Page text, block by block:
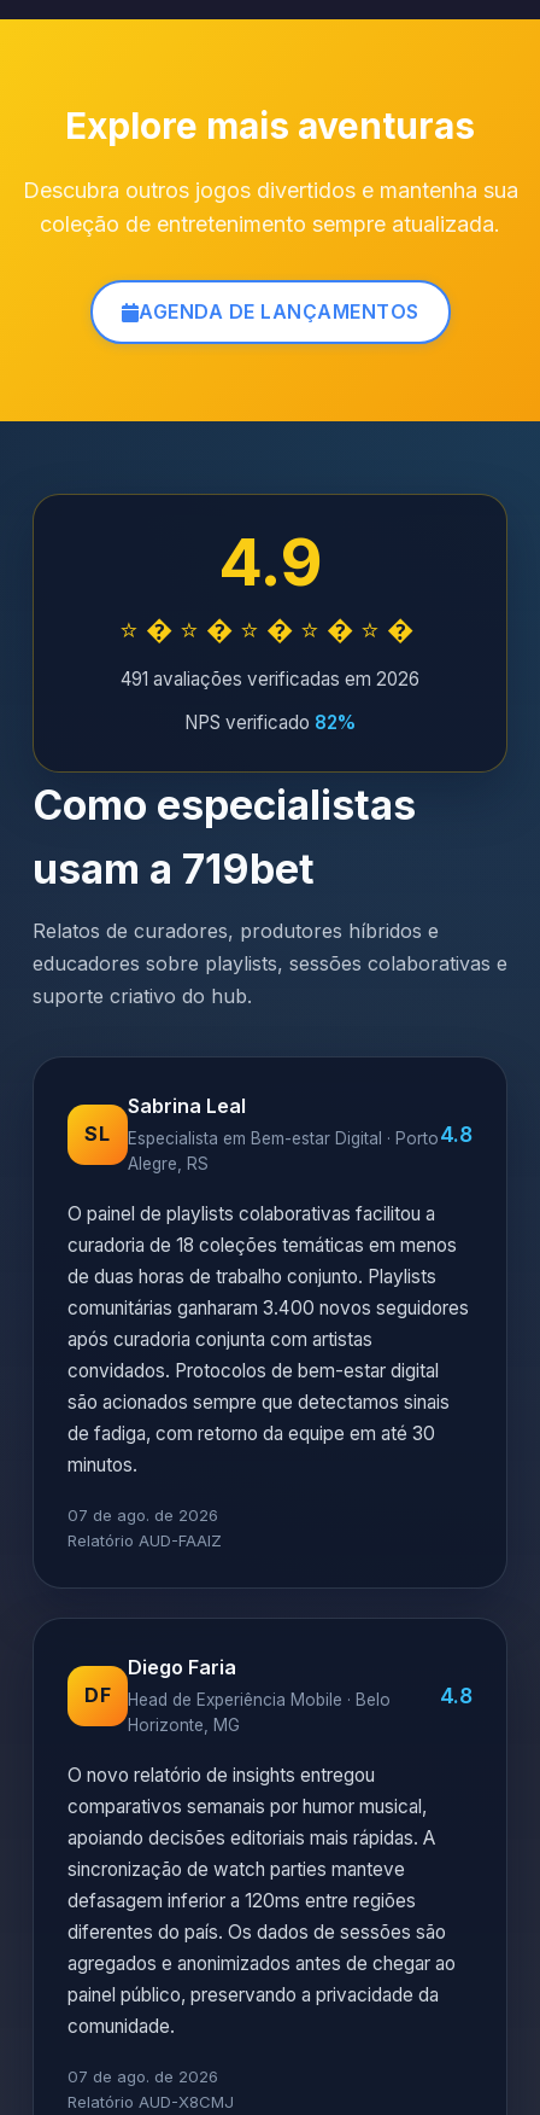
Explore mais aventuras
Descubra outros jogos divertidos e mantenha sua
coleção de entretenimento sempre atualizada.
AGENDA DE LANÇAMENTOS
4.9
⭐�⭐�⭐�⭐�⭐�
491 avaliações verificadas em 2026
NPS verificado 82%
Como especialistas
usam a 719bet
Relatos de curadores, produtores híbridos e
educadores sobre playlists, sessões colaborativas e
suporte criativo do hub.
SL
Sabrina Leal
Especialista em Bem-estar Digital · Porto
Alegre, RS
4.8
O painel de playlists colaborativas facilitou a
curadoria de 18 coleções temáticas em menos
de duas horas de trabalho conjunto. Playlists
comunitárias ganharam 3.400 novos seguidores
após curadoria conjunta com artistas
convidados. Protocolos de bem-estar digital
são acionados sempre que detectamos sinais
de fadiga, com retorno da equipe em até 30
minutos.
07 de ago. de 2026
Relatório AUD-FAAIZ
DF
Diego Faria
Head de Experiência Mobile · Belo
Horizonte, MG
4.8
O novo relatório de insights entregou
comparativos semanais por humor musical,
apoiando decisões editoriais mais rápidas. A
sincronização de watch parties manteve
defasagem inferior a 120ms entre regiões
diferentes do país. Os dados de sessões são
agregados e anonimizados antes de chegar ao
painel público, preservando a privacidade da
comunidade.
07 de ago. de 2026
Relatório AUD-X8CMJ